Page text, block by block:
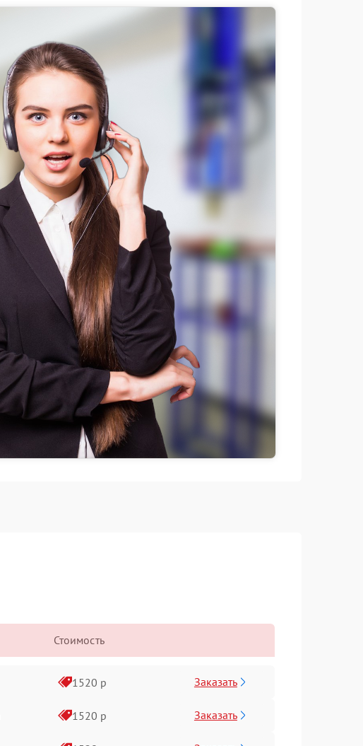
Стоимость
1520 р Заказать
1520 р Заказать